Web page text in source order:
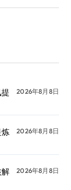
2026年8月8日
2026年8月8日
2026年8月8日